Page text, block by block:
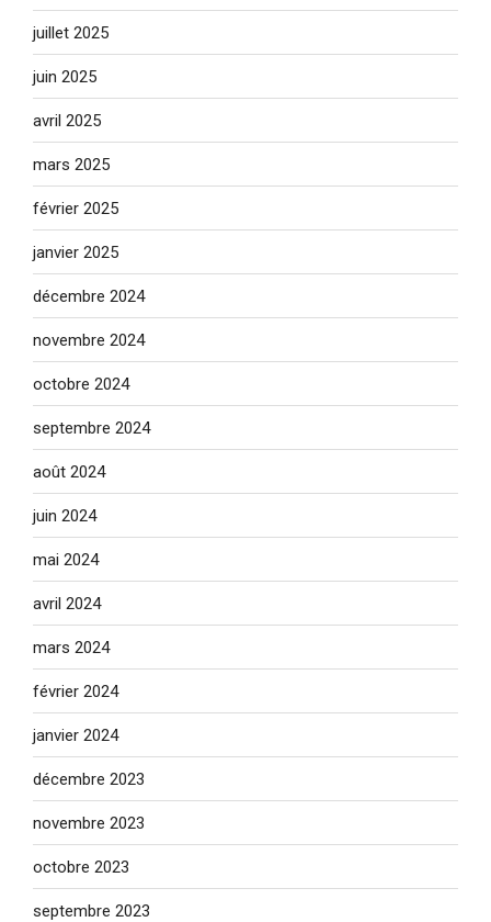
juillet 2025
juin 2025
avril 2025
mars 2025
février 2025
janvier 2025
décembre 2024
novembre 2024
octobre 2024
septembre 2024
août 2024
juin 2024
mai 2024
avril 2024
mars 2024
février 2024
janvier 2024
décembre 2023
novembre 2023
octobre 2023
septembre 2023